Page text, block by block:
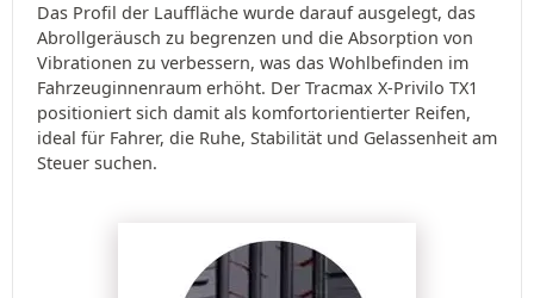
Das Profil der Lauffläche wurde darauf ausgelegt, das
Abrollgeräusch zu begrenzen und die Absorption von
Vibrationen zu verbessern, was das Wohlbefinden im
Fahrzeuginnenraum erhöht. Der Tracmax X-Privilo TX1
positioniert sich damit als komfortorientierter Reifen,
ideal für Fahrer, die Ruhe, Stabilität und Gelassenheit am
Steuer suchen.